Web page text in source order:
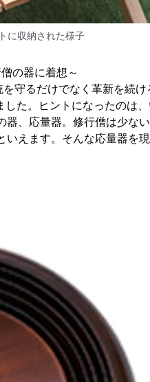
に収納された様子
の器に着想～
守るだけでなく革新を続け
た。ヒントになったのは
、応量器。修行僧は少な
えます。そんな応量器を